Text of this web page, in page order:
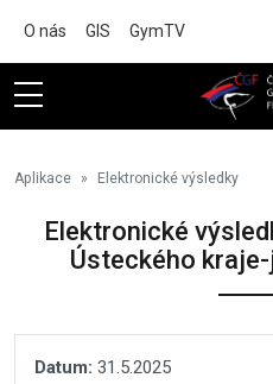
O nás GIS GymTV
Aplikace Elektronické výsledky
Elektronické
Ústeckého
Datum: 31.5.2025